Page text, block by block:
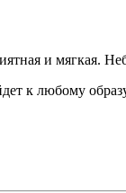
и мягкая.
к любому